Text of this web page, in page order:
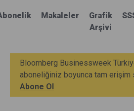
Makaleler
Grafik
Arşivi
Bloomberg Businessweek
aboneliğiniz boyunca tam erişim
Abone Ol